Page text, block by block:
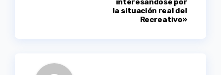
interesándose por
la situación real del
Recreativo»